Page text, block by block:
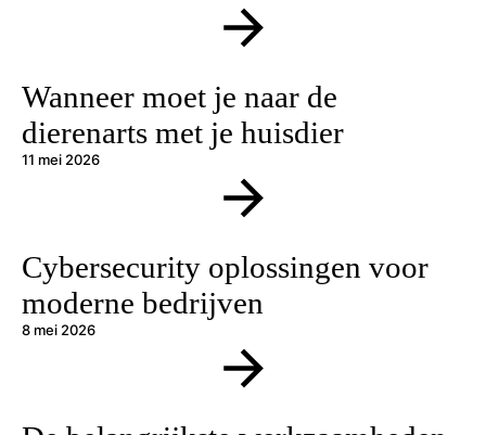
Wanneer moet je naar de
dierenarts met je huisdier
11 mei 2026
Cybersecurity oplossingen voor
moderne bedrijven
8 mei 2026